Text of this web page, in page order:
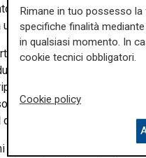
delitto, l’imputato ha
rafforzato i
gravi per
Mustak, secondo il pm,
tracce di sangue
delle sue dichiarazioni il
della moglie tra le
hanno parlato di un clima
Rimane in tuo possesso
specifiche finalità
in qualsiasi momento. In
cookie tecnici obbligatori.
Cookie policy